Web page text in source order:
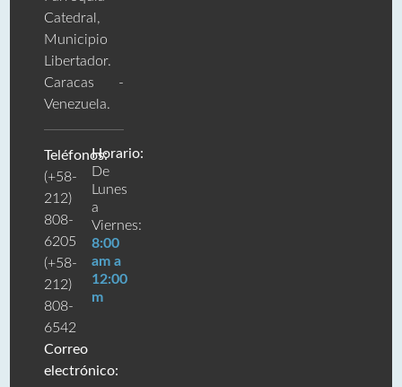
Catedral,
Municipio
Libertador.
Caracas -
Venezuela.
Teléfonos:
(+58-
212)
808-
6205
(+58-
212)
808-
6542
Correo
electrónico:
Horario:
De
Lunes
a
Viernes:
8:00
am a
12:00
m